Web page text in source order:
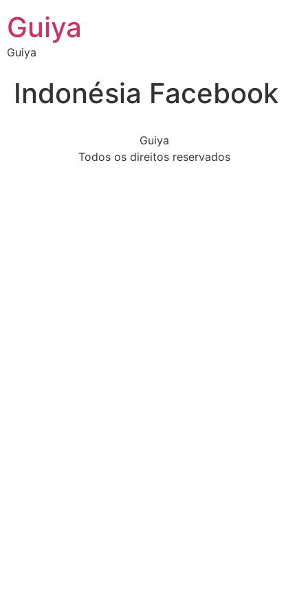
Guiya
Guiya
Indonésia Facebook
Guiya
Todos os direitos reservados